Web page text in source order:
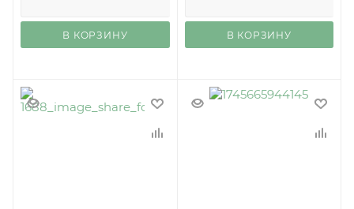
В КОРЗИНУ В КОРЗИНУ